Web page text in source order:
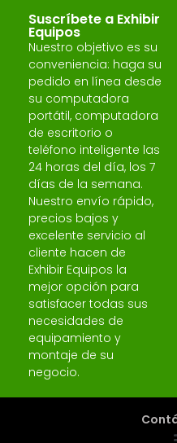
Suscríbete a Exhibir
Equipos
Nuestro objetivo es su
conveniencia: haga su
pedido en línea desde
su computadora
portátil, computadora
de escritorio o
teléfono inteligente las
24 horas del día, los 7
días de la semana.
Nuestro envío rápido,
precios bajos y
excelente servicio al
cliente hacen de
Exhibir Equipos la
mejor opción para
satisfacer todas sus
necesidades de
equipamiento y
montaje de su
negocio.